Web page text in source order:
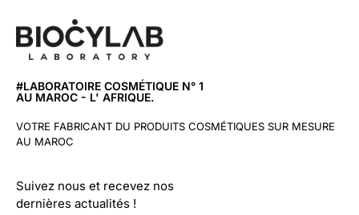
#LABORATOIRE COSMÉTIQUE N° 1
AU MAROC - L' AFRIQUE.
VOTRE FABRICANT DU PRODUITS COSMÉTIQUES SUR MESURE
AU MAROC
Suivez nous et recevez nos
dernières actualités !